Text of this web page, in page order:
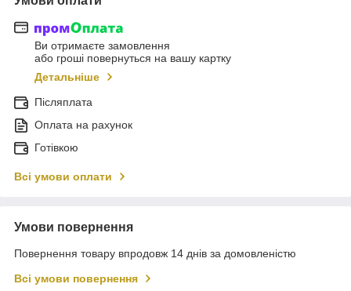
Ви отримаєте замовлення
або гроші повернуться на вашу картку
Детальніше
Післяплата
Оплата на рахунок
Готівкою
Всі умови оплати
Умови повернення
Повернення товару впродовж 14 днів за домовленістю
Всі умови повернення